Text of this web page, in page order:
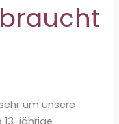
um unsere